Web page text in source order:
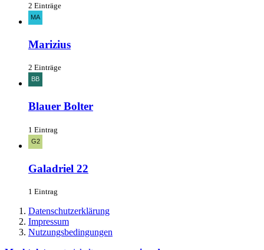
2 Einträge
Marizius
2 Einträge
Blauer Bolter
1 Eintrag
Galadriel 22
1 Eintrag
Datenschutzerklärung
Impressum
Nutzungsbedingungen